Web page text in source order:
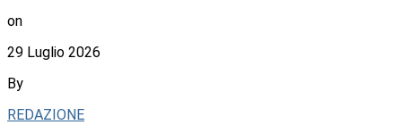
on
29 Luglio 2026
By
REDAZIONE